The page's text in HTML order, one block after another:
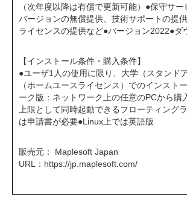
（次年度以降は有償で更新可能）●保守サ
バージョンの無償提供、技術サポートの提
ライセンスの提供など●バージョン2022●ダ
【インストール条件・購入条件】
●ユーザ1人の使用に限り、大学（スタンド
（ホームユースライセンス）でのインスト
ーク版：ネットワーク上の任意のPCから購
上限として同時起動できるフローティング
は申請書が必要●Linux上では英語版
販売元： Maplesoft Japan
URL： https://jp.maplesoft.com/